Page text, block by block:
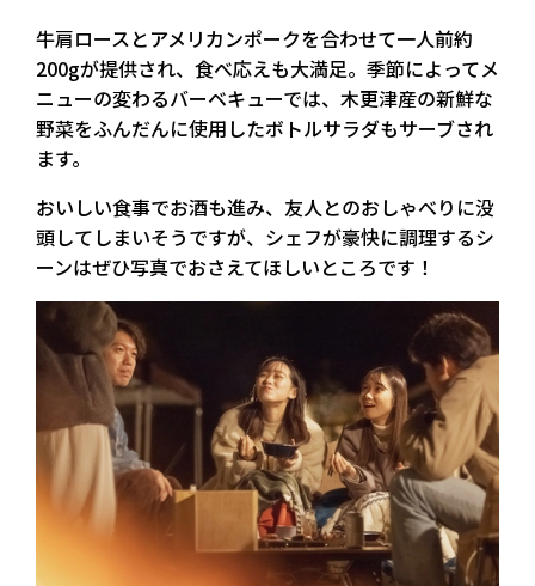
牛肩ロースとアメリカンポークを合わせて一人前約
200gが提供され、食べ応えも大満足。季節によってメ
ニューの変わるバーベキューでは、木更津産の新鮮な
野菜をふんだんに使用したボトルサラダもサーブされ
ます。
おいしい食事でお酒も進み、友人とのおしゃべりに没
頭してしまいそうですが、シェフが豪快に調理するシ
ーンはぜひ写真でおさえてほしいところです！